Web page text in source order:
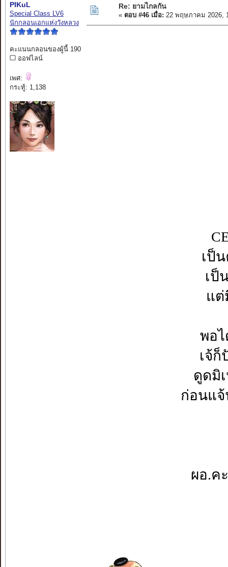
PIKuL
Special Class LV6
นักกลอนเอกแห่งวังหลวง
คะแนนกลอนของผู้นี้ 190
ออฟไลน์
เพศ:
กระทู้: 1,138
Re: ยามไกลกัน
« ตอบ #46 เมื่อ: 22 พฤษภาคม 2026,
เป็
เป็
แต่
พอ
เจ้
ดูดมิ
ก่อนแจ้
ผอ.ค